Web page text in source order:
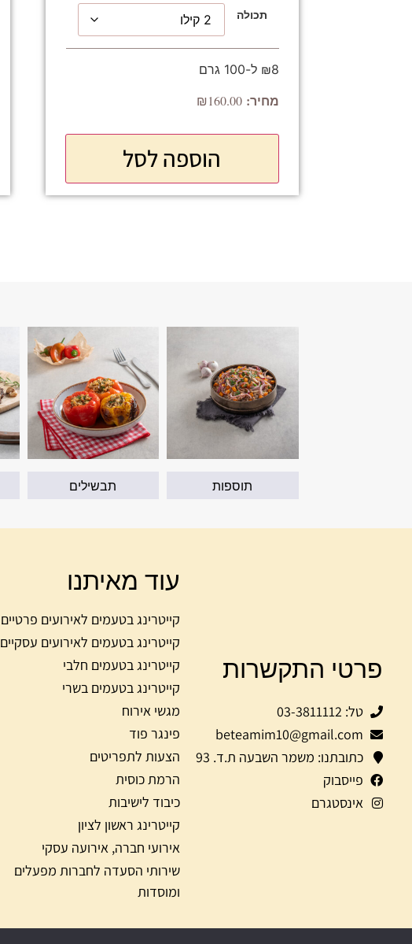
תכולה
₪8 ל-100 גרם
₪160.00
הוספה לסל
תוספות תבשילים
פרטי התקשרות
טל: 03-3811112
beteamim10@gmail.com
כתובתנו: משמר השבעה ת.ד. 93
פייסבוק
אינסטגרם
עוד מאיתנו
קייטרינג בטעמים לאירועים פרטיים
קייטרינג בטעמים לאירועים עסקיים
קייטרינג בטעמים חלבי
קייטרינג בטעמים בשרי
מגשי אירוח
פינגר פוד
הצעות לתפריטים
הרמת כוסית
כיבוד לישיבות
קייטרינג ראשון לציון
אירועי חברה, אירועה עסקי
שירותי הסעדה לחברות מפעלים
ומוסדות